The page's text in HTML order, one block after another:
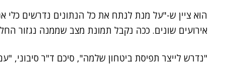
הוא ציין ש-"על מנת לנתח את כל הנתונים נדרשים כלי
אירועים שונים. ככה נקבל תמונת מצב שממנה נגזור
"נדרש לייצר תפיסת ביטחון שלמה", סיכם ד"ר סיבוני,